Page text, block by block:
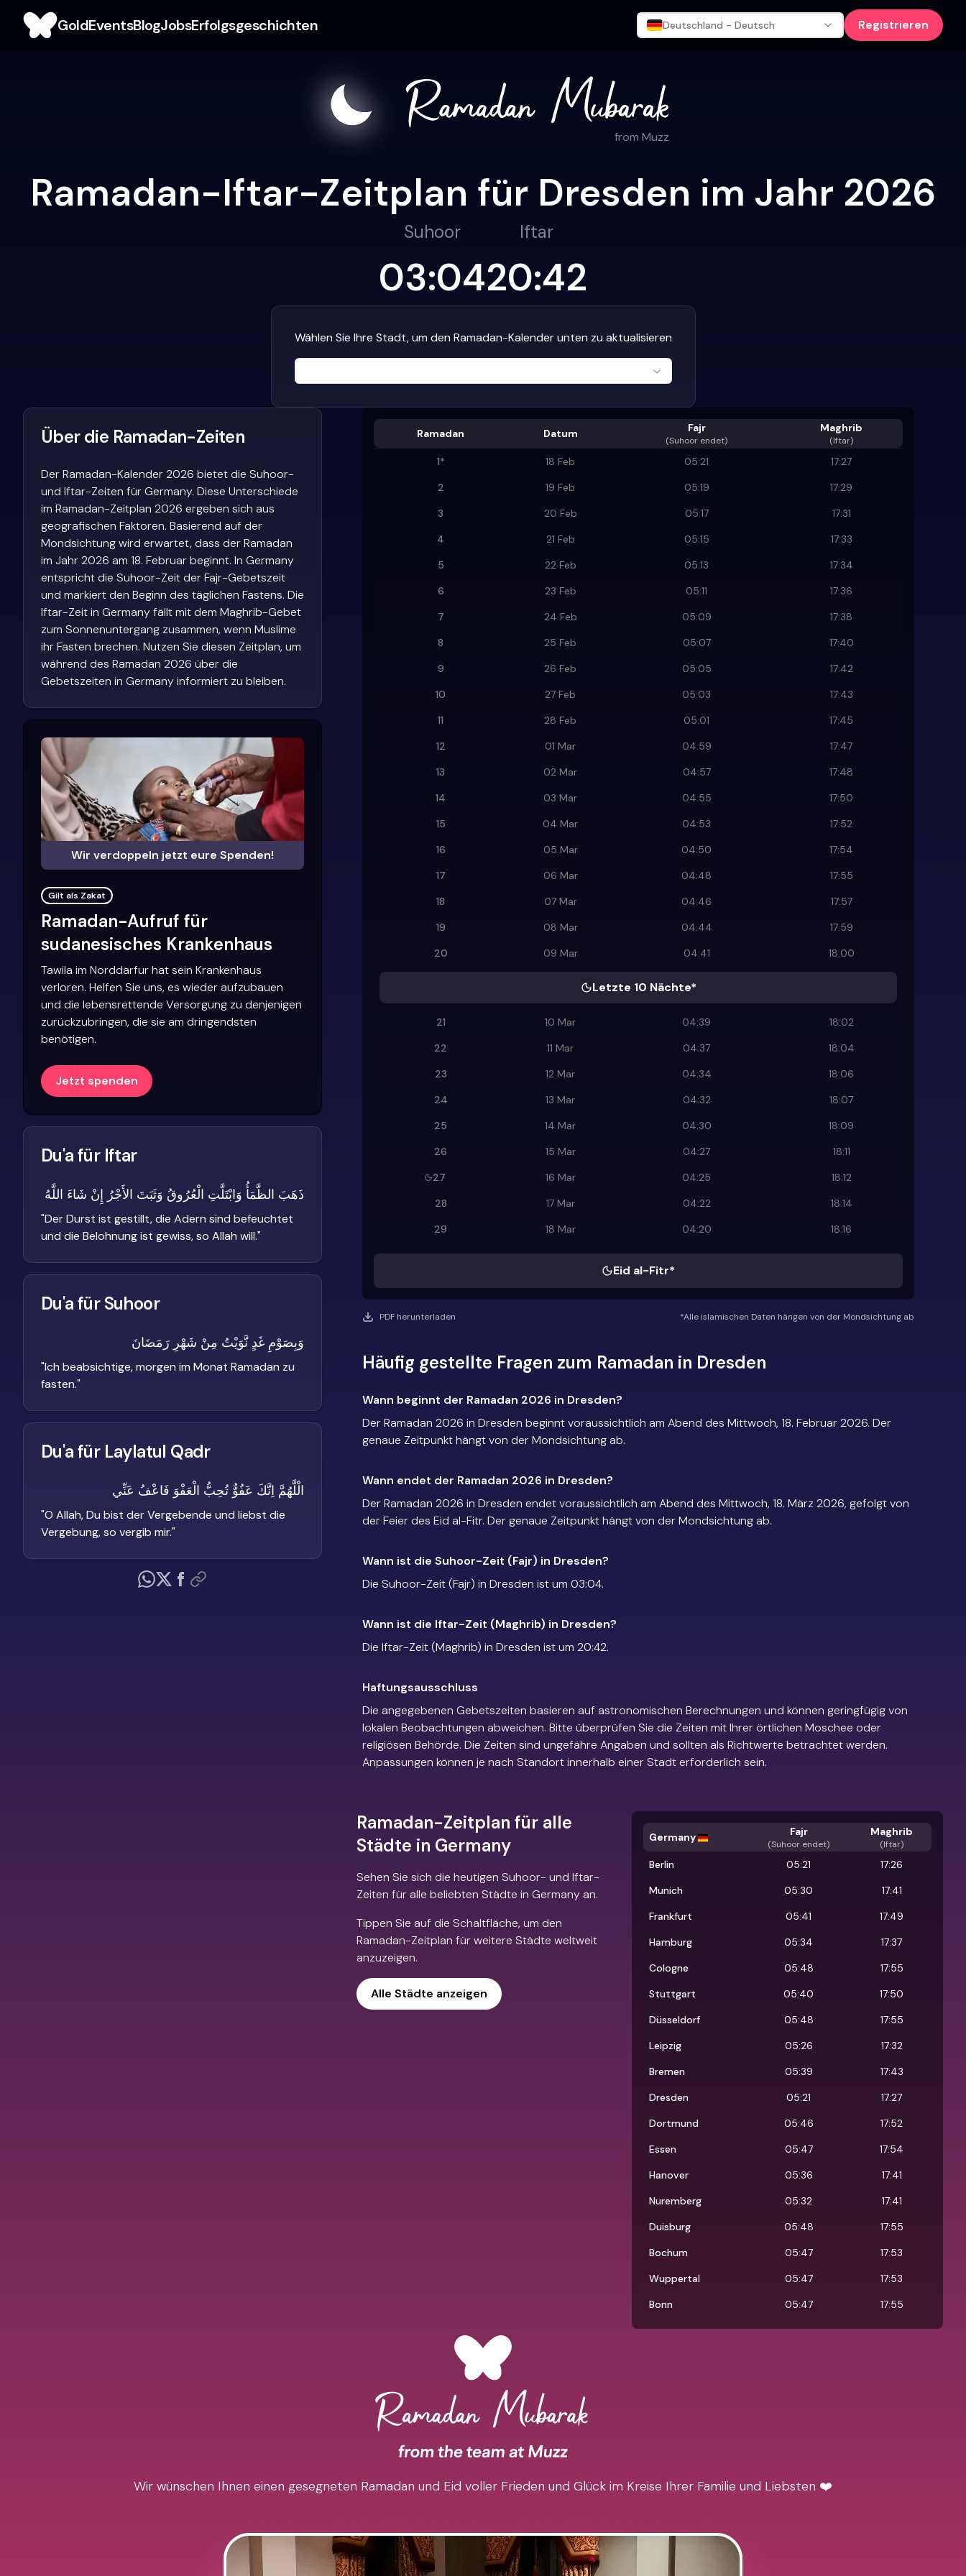
GoldEventsBlogJobsErfolgsgeschichten Deutschland - Deutsch Registrieren
from Muzz
Ramadan-Iftar-Zeitplan für Dresden im Jahr 2026
Suhoor
03:04
Iftar
20:42
Wählen Sie Ihre Stadt, um den Ramadan-Kalender unten zu aktualisieren
Ramadan Datum Fajr
(Suhoor endet)
Maghrib
(Iftar)
1* 18 Feb 05:21
17:27
2
19 Feb 05:19
17:29
3
20 Feb 05:17
17:31
4
21 Feb 05:15
17:33
5
22 Feb 05:13
17:34
6
23 Feb 05:11
17:36
7
24 Feb 05:09
17:38
8
25 Feb 05:07
17:40
9
26 Feb 05:05
17:42
10
27 Feb 05:03
17:43
11
28 Feb 05:01
17:45
12
01 Mar 04:59
17:47
13
02 Mar 04:57
17:48
14
03 Mar 04:55
17:50
15
04 Mar 04:53
17:52
16
05 Mar 04:50
17:54
17
06 Mar 04:48
17:55
18
07 Mar 04:46
17:57
19
08 Mar 04:44
17:59
20
09 Mar 04:41 18:00
Letzte 10 Nächte*
21 10 Mar 04:39
18:02
22
11 Mar 04:37
18:04
23
12 Mar 04:34
18:06
24
13 Mar 04:32
18:07
25
14 Mar 04:30
18:09
26
15 Mar 04:27
18:11
27
16 Mar 04:25
18:12
28
17 Mar 04:22
18:14
29
18 Mar 04:20 18:16
Eid al-Fitr*
PDF herunterladen *Alle islamischen Daten hängen von der Mondsichtung ab
Häufig gestellte Fragen zum Ramadan in Dresden
Wann beginnt der Ramadan 2026 in Dresden?
Der Ramadan 2026 in Dresden beginnt voraussichtlich am Abend des Mittwoch, 18. Februar 2026. Der
genaue Zeitpunkt hängt von der Mondsichtung ab.
Wann endet der Ramadan 2026 in Dresden?
Der Ramadan 2026 in Dresden endet voraussichtlich am Abend des Mittwoch, 18. März 2026, gefolgt von
der Feier des Eid al-Fitr. Der genaue Zeitpunkt hängt von der Mondsichtung ab.
Wann ist die Suhoor-Zeit (Fajr) in Dresden?
Die Suhoor-Zeit (Fajr) in Dresden ist um 03:04.
Wann ist die Iftar-Zeit (Maghrib) in Dresden?
Die Iftar-Zeit (Maghrib) in Dresden ist um 20:42.
Haftungsausschluss
Die angegebenen Gebetszeiten basieren auf astronomischen Berechnungen und können geringfügig von
lokalen Beobachtungen abweichen. Bitte überprüfen Sie die Zeiten mit Ihrer örtlichen Moschee oder
religiösen Behörde. Die Zeiten sind ungefähre Angaben und sollten als Richtwerte betrachtet werden.
Anpassungen können je nach Standort innerhalb einer Stadt erforderlich sein.
Ramadan-Zeitplan für alle
Städte in Germany
Sehen Sie sich die heutigen Suhoor- und Iftar-
Zeiten für alle beliebten Städte in Germany an.
Tippen Sie auf die Schaltfläche, um den
Ramadan-Zeitplan für weitere Städte weltweit
anzuzeigen.
Alle Städte anzeigen
Germany Fajr
(Suhoor endet)
Maghrib
(Iftar)
Berlin 05:21
17:26
Munich
05:30
17:41
Frankfurt
05:41
17:49
Hamburg
05:34
17:37
Cologne
05:48
17:55
Stuttgart
05:40
17:50
Düsseldorf
05:48
17:55
Leipzig
05:26
17:32
Bremen
05:39
17:43
Dresden
05:21
17:27
Dortmund
05:46
17:52
Essen
05:47
17:54
Hanover
05:36
17:41
Nuremberg
05:32
17:41
Duisburg
05:48
17:55
Bochum
05:47
17:53
Wuppertal
05:47
17:53
Bonn
05:47 17:55
Über die Ramadan-Zeiten
Der Ramadan-Kalender 2026 bietet die Suhoor-
und Iftar-Zeiten für Germany. Diese Unterschiede
im Ramadan-Zeitplan 2026 ergeben sich aus
geografischen Faktoren. Basierend auf der
Mondsichtung wird erwartet, dass der Ramadan
im Jahr 2026 am 18. Februar beginnt. In Germany
entspricht die Suhoor-Zeit der Fajr-Gebetszeit
und markiert den Beginn des täglichen Fastens. Die
Iftar-Zeit in Germany fällt mit dem Maghrib-Gebet
zum Sonnenuntergang zusammen, wenn Muslime
ihr Fasten brechen. Nutzen Sie diesen Zeitplan, um
während des Ramadan 2026 über die
Gebetszeiten in Germany informiert zu bleiben.
Wir verdoppeln jetzt eure Spenden!
Gilt als Zakat
Ramadan-Aufruf für
sudanesisches Krankenhaus
Tawila im Norddarfur hat sein Krankenhaus
verloren. Helfen Sie uns, es wieder aufzubauen
und die lebensrettende Versorgung zu denjenigen
zurückzubringen, die sie am dringendsten
benötigen.
Jetzt spenden
Du'a für Iftar
ذَهَبَ الظَّمَأُ وَابْتَلَّتِ الْعُرُوقُ وَثَبَتَ الأَجْرُ إِنْ شَاءَ اللَّهُ
"Der Durst ist gestillt, die Adern sind befeuchtet
und die Belohnung ist gewiss, so Allah will."
Du'a für Suhoor
وَبِصَوْمِ غَدٍ نَّوَيْتُ مِنْ شَهْرِ رَمَضَانَ
"Ich beabsichtige, morgen im Monat Ramadan zu
fasten."
Du'a für Laylatul Qadr
الْلَّهُمَّ اِنَّكَ عَفُوٌّ تُحِبُّ الْعَفْوَ فَاعْفُ عَنِّي
"O Allah, Du bist der Vergebende und liebst die
Vergebung, so vergib mir."
Wir wünschen Ihnen einen gesegneten Ramadan und Eid voller Frieden und Glück im Kreise Ihrer Familie und Liebsten ❤️